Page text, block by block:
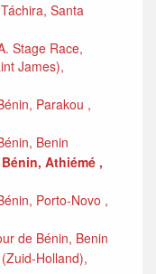
Santa
Stage Race,
James),
Parakou ,
Benin
Athiémé ,
Porto-Novo ,
de Bénin, Benin
Holland),